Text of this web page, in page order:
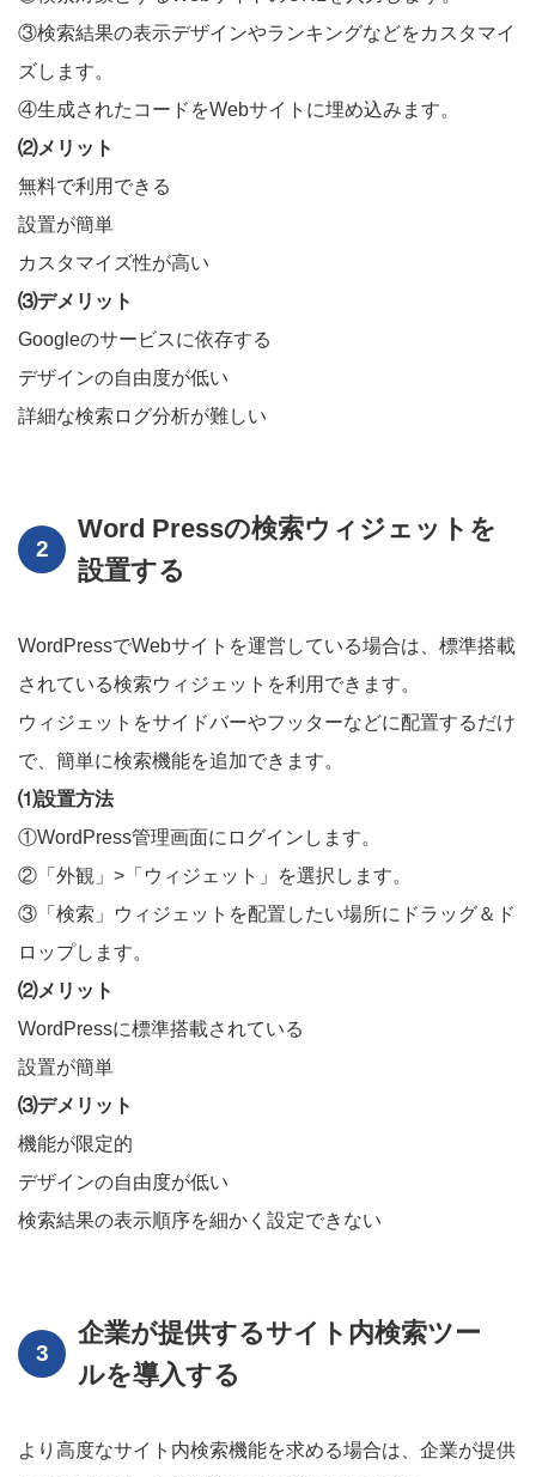
③検索結果の表示デザインやランキングなどをカスタマイ
ズします。
④生成されたコードをWebサイトに埋め込みます。
⑵メリット
無料で利用できる
設置が簡単
カスタマイズ性が高い
⑶デメリット
Googleのサービスに依存する
デザインの自由度が低い
詳細な検索ログ分析が難しい
Word Pressの検索ウィジェットを
設置する
WordPressでWebサイトを運営している場合は、標準搭載
されている検索ウィジェットを利用できます。
ウィジェットをサイドバーやフッターなどに配置するだけ
で、簡単に検索機能を追加できます。
⑴設置方法
①WordPress管理画面にログインします。
②「外観」>「ウィジェット」を選択します。
③「検索」ウィジェットを配置したい場所にドラッグ＆ド
ロップします。
⑵メリット
WordPressに標準搭載されている
設置が簡単
⑶デメリット
機能が限定的
デザインの自由度が低い
検索結果の表示順序を細かく設定できない
企業が提供するサイト内検索ツー
ルを導入する
より高度なサイト内検索機能を求める場合は、企業が提供